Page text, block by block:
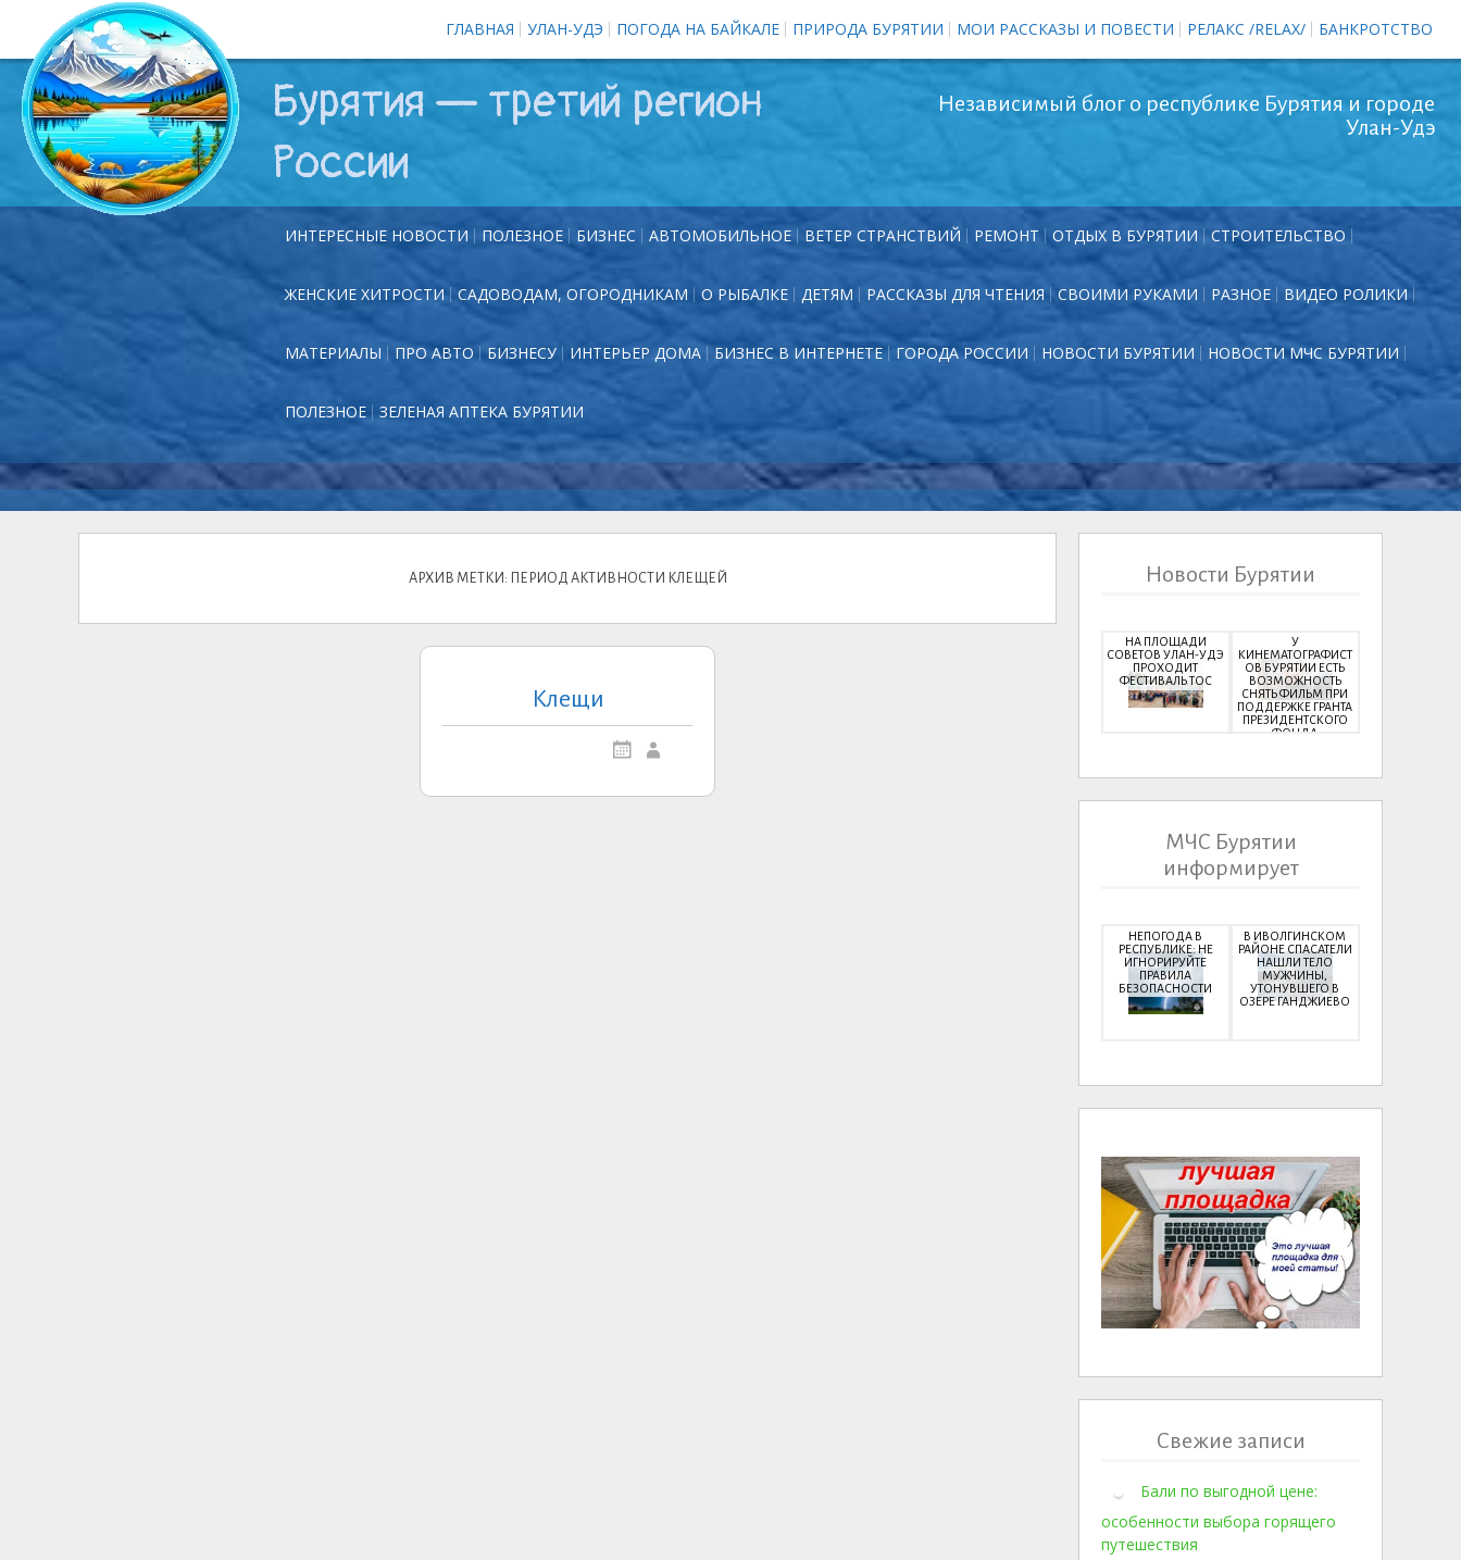
ГЛАВНАЯ УЛАН-УДЭ ПОГОДА НА БАЙКАЛЕ ПРИРОДА БУРЯТИИ МОИ РАССКАЗЫ И ПОВЕСТИ РЕЛАКС /RELAX/ БАНКРОТСТВО
Бурятия — третий регион
России
Независимый блог о республике Бурятия и городе
Улан-Удэ
ИНТЕРЕСНЫЕ НОВОСТИ ПОЛЕЗНОЕ БИЗНЕС АВТОМОБИЛЬНОЕ ВЕТЕР СТРАНСТВИЙ РЕМОНТ ОТДЫХ В БУРЯТИИ СТРОИТЕЛЬСТВО
ЖЕНСКИЕ ХИТРОСТИ САДОВОДАМ, ОГОРОДНИКАМ О РЫБАЛКЕ ДЕТЯМ РАССКАЗЫ ДЛЯ ЧТЕНИЯ СВОИМИ РУКАМИ РАЗНОЕ ВИДЕО РОЛИКИ
МАТЕРИАЛЫ ПРО АВТО БИЗНЕСУ ИНТЕРЬЕР ДОМА БИЗНЕС В ИНТЕРНЕТЕ ГОРОДА РОССИИ НОВОСТИ БУРЯТИИ НОВОСТИ МЧС БУРЯТИИ
ПОЛЕЗНОЕ ЗЕЛЕНАЯ АПТЕКА БУРЯТИИ
АРХИВ МЕТКИ: ПЕРИОД АКТИВНОСТИ КЛЕЩЕЙ
Клещи
Новости Бурятии
НА ПЛОЩАДИ
СОВЕТОВ УЛАН-УДЭ
ПРОХОДИТ
ФЕСТИВАЛЬ ТОС
У
КИНЕМАТОГРАФИСТ
ОВ БУРЯТИИ ЕСТЬ
ВОЗМОЖНОСТЬ
СНЯТЬ ФИЛЬМ ПРИ
ПОДДЕРЖКЕ ГРАНТА
ПРЕЗИДЕНТСКОГО
ФОНДА
МЧС Бурятии
информирует
НЕПОГОДА В
РЕСПУБЛИКЕ: НЕ
ИГНОРИРУЙТЕ
ПРАВИЛА
БЕЗОПАСНОСТИ
В ИВОЛГИНСКОМ
РАЙОНЕ СПАСАТЕЛИ
НАШЛИ ТЕЛО
МУЖЧИНЫ,
УТОНУВШЕГО В
ОЗЕРЕ ГАНДЖИЕВО
Свежие записи
Бали по выгодной цене:
особенности выбора горящего
путешествия